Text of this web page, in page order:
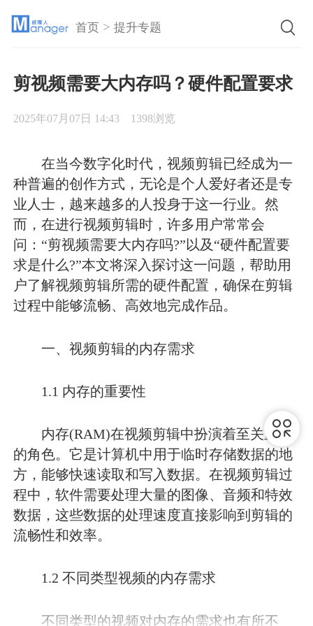
首页 >提升专题
剪视频需要大内存吗？硬件配置要求
2025年07月07日 14:43 1398浏览
在当今数字化时代，视频剪辑已经成为一
种普遍的创作方式，无论是个人爱好者还是专
业人士，越来越多的人投身于这一行业。然
而，在进行视频剪辑时，许多用户常常会
问：“剪视频需要大内存吗?”以及“硬件配置要
求是什么?”本文将深入探讨这一问题，帮助用
户了解视频剪辑所需的硬件配置，确保在剪辑
过程中能够流畅、高效地完成作品。
一、视频剪辑的内存需求
1.1 内存的重要性
内存(RAM)在视频剪辑中扮演着至关重要
的角色。它是计算机中用于临时存储数据的地
方，能够快速读取和写入数据。在视频剪辑过
程中，软件需要处理大量的图像、音频和特效
数据，这些数据的处理速度直接影响到剪辑的
流畅性和效率。
1.2 不同类型视频的内存需求
不同类型的视频对内存的需求也有所不